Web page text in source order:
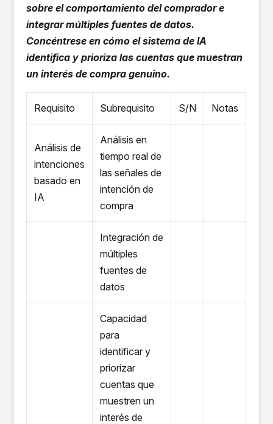
sobre el comportamiento del comprador e
integrar múltiples fuentes de datos.
Concéntrese en cómo el sistema de IA
identifica y prioriza las cuentas que muestran
un interés de compra genuino.
Requisito Subrequisito S/N Notas
Análisis de
intenciones
basado en
IA
Análisis en
tiempo real de
las señales de
intención de
compra
Integración de
múltiples
fuentes de
datos
Capacidad
para
identificar y
priorizar
cuentas que
muestren un
interés de